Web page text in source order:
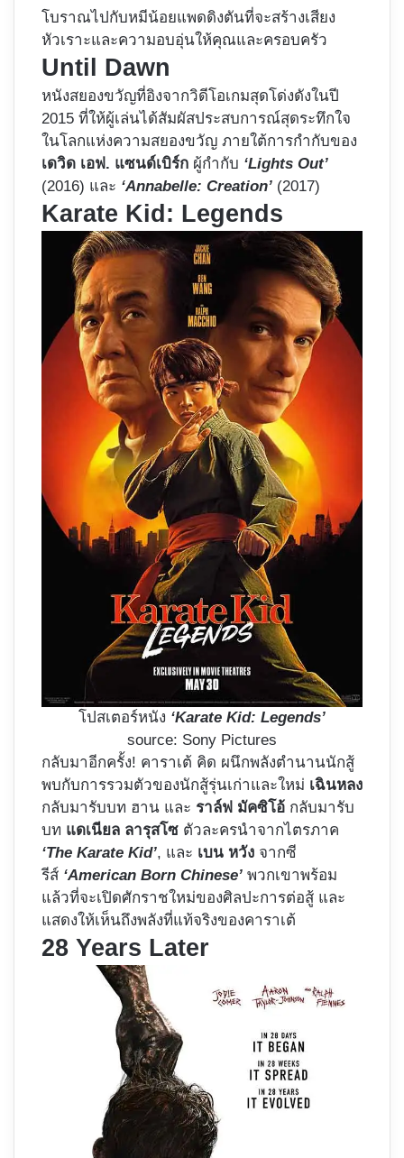
โบราณไปกับหมีน้อยแพดดิงตันที่จะสร้างเสียง
หัวเราะและความอบอุ่นให้คุณและครอบครัว
Until Dawn
หนังสยองขวัญที่อิงจากวิดีโอเกมสุดโด่งดังในปี
2015 ที่ให้ผู้เล่นได้สัมผัสประสบการณ์สุดระทึกใจ
ในโลกแห่งความสยองขวัญ ภายใต้การกำกับของ
เดวิด เอฟ. แซนด์เบิร์ก ผู้กำกับ ‘Lights Out’
(2016) และ ‘Annabelle: Creation’ (2017)
Karate Kid: Legends
โปสเตอร์หนัง ‘Karate Kid: Legends’
source: Sony Pictures
กลับมาอีกครั้ง! คาราเต้ คิด ผนึกพลังตำนานนักสู้
พบกับการรวมตัวของนักสู้รุ่นเก่าและใหม่ เฉินหลง
กลับมารับบท ฮาน และ ราล์ฟ มัคซิโอ้ กลับมารับ
บท แดเนียล ลารุสโซ ตัวละครนำจากไตรภาค
‘The Karate Kid’, และ เบน หวัง จากซี
รีส์ ‘American Born Chinese’ พวกเขาพร้อม
แล้วที่จะเปิดศักราชใหม่ของศิลปะการต่อสู้ และ
แสดงให้เห็นถึงพลังที่แท้จริงของคาราเต้
28 Years Later